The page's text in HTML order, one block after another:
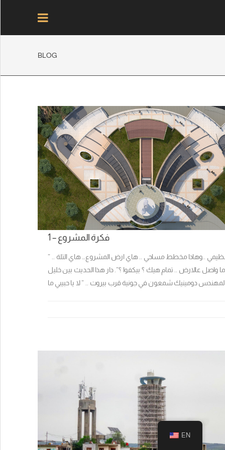
الرئيسية
المركز الاخباري
اكتشف الصرح
مراحل الانشـــاء
BLOG
1 – فكرة المشروع
” حبيبي دومينيك ..هادا مخطط الأرض .. وهادا مخطط تنظيمي ..وهادا مخطط مساحي .. هاي ارض المشروع… هاي التلة ..
عالارض .. تمام هيك ؟ بيكفوا ؟”. دار هذا الحديث بين خليل
EN